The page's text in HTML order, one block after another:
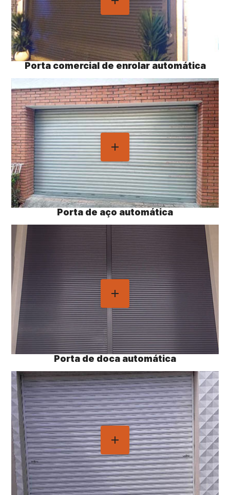
Porta comercial de enrolar automática
Porta de aço automática
Porta de doca automática